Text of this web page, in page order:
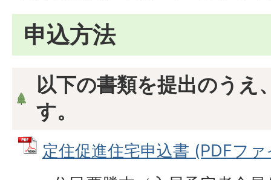
申込方法
以下の書類を提出のうえ
す。
定住促進住宅申込書 (PDFフ